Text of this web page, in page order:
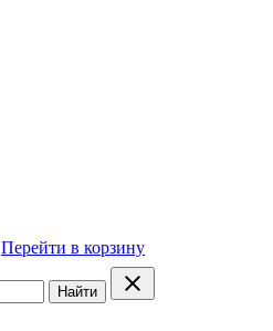
Перейти в корзину
Найти